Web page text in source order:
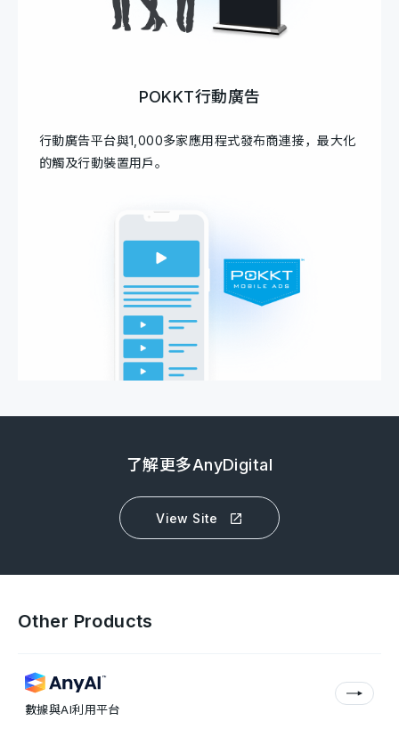
POKKT行動廣告
行動廣告平台與1,000多家應用程式發布商連接，最大化
的觸及行動裝置用戶。
了解更多AnyDigital
View Site
Other Products
數據與AI利用平台